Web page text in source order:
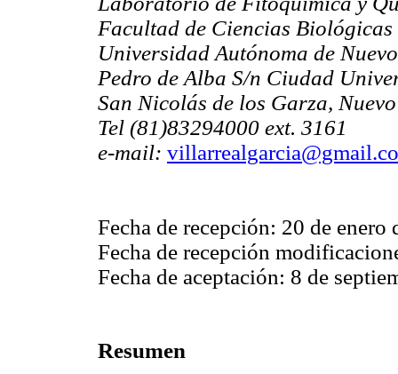
Facultad de Ciencias Biológicas
Universidad Autónoma de
Pedro de Alba S/n Ciudad
San Nicolás de los Garza,
Tel (81)83294000 ext. 3161
e-mail:
Fecha de recepción: 20 de enero
Fecha de recepción
Fecha de aceptación: 8 de
Resumen